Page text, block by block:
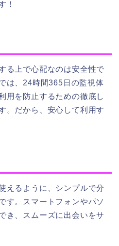
！
る上で心配なのは安全性で
は、24時間365日の監視体
用を防止するための徹底し
。だから、安心して利用す
えるように、シンプルで分
す。スマートフォンやパソ
き、スムーズに出会いをサ